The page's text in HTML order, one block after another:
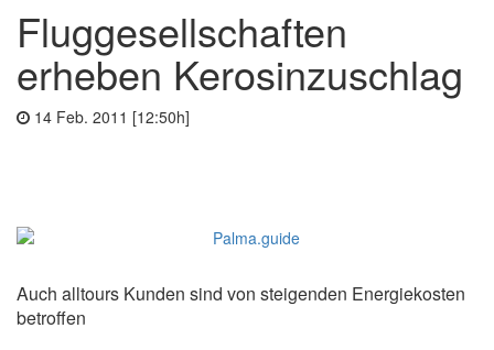
Fluggesellschaften
erheben Kerosinzuschlag
14 Feb. 2011 [12:50h]
Auch alltours Kunden sind von steigenden Energiekosten
betroffen